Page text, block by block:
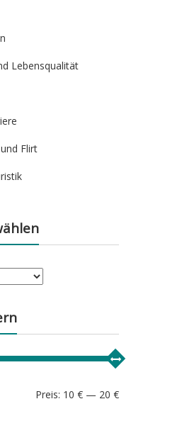
Lebensqualität
Flirt
Min.
Max.
Preis: 10 € — 20 €